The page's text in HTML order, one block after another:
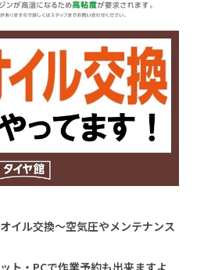
イル交換〜空気圧やメンテナンス